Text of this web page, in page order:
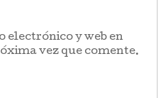
electrónico y web en
vez que comente.